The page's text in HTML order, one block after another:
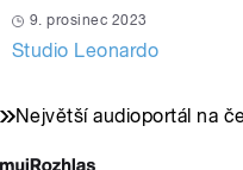
9. prosinec 2023
Studio Leonardo
Největší audioportál na